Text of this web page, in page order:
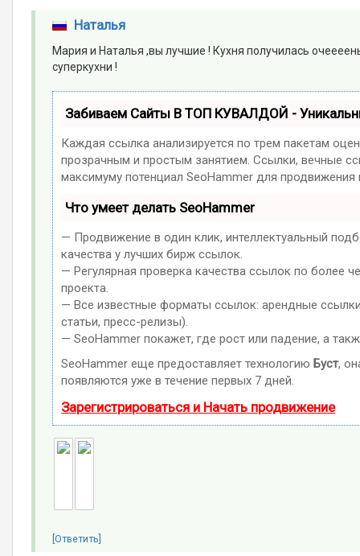
Наталья
Мария и Наталья ,вы лучшие ! Кухня получилась
суперкухни !
Забиваем Сайты В ТОП КУВАЛДОЙ -
Каждая ссылка анализируется по трем пакетам
прозрачным и простым занятием. Ссылки, вечные
максимуму потенциал SeoHammer для продвижения
Что умеет делать SeoHammer
— Продвижение в один клик, интеллектуальный
качества у лучших бирж ссылок.
— Регулярная проверка качества ссылок по более
проекта.
— Все известные форматы ссылок: арендные
статьи, пресс-релизы).
— SeoHammer покажет, где рост или падение, а
SeoHammer еще предоставляет технологиюБуст,
появляются уже в течение первых 7 дней.
Зарегистрироваться и Начать продвижение
[Ответить]